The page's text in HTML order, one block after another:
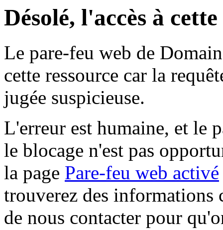
Désolé, l'accès à
Le pare-feu web de
cette ressource car la
jugée suspicieuse.
L'erreur est humaine, et le
le blocage n'est pas
la page Pare-feu web activé
trouverez des informations
de nous contacter pour